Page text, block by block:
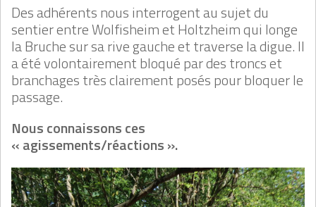
Des adhérents nous interrogent au sujet du
sentier entre Wolfisheim et Holtzheim qui longe
la Bruche sur sa rive gauche et traverse la digue. Il
a été volontairement bloqué par des troncs et
branchages très clairement posés pour bloquer le
passage.
Nous connaissons ces
« agissements/réactions ».